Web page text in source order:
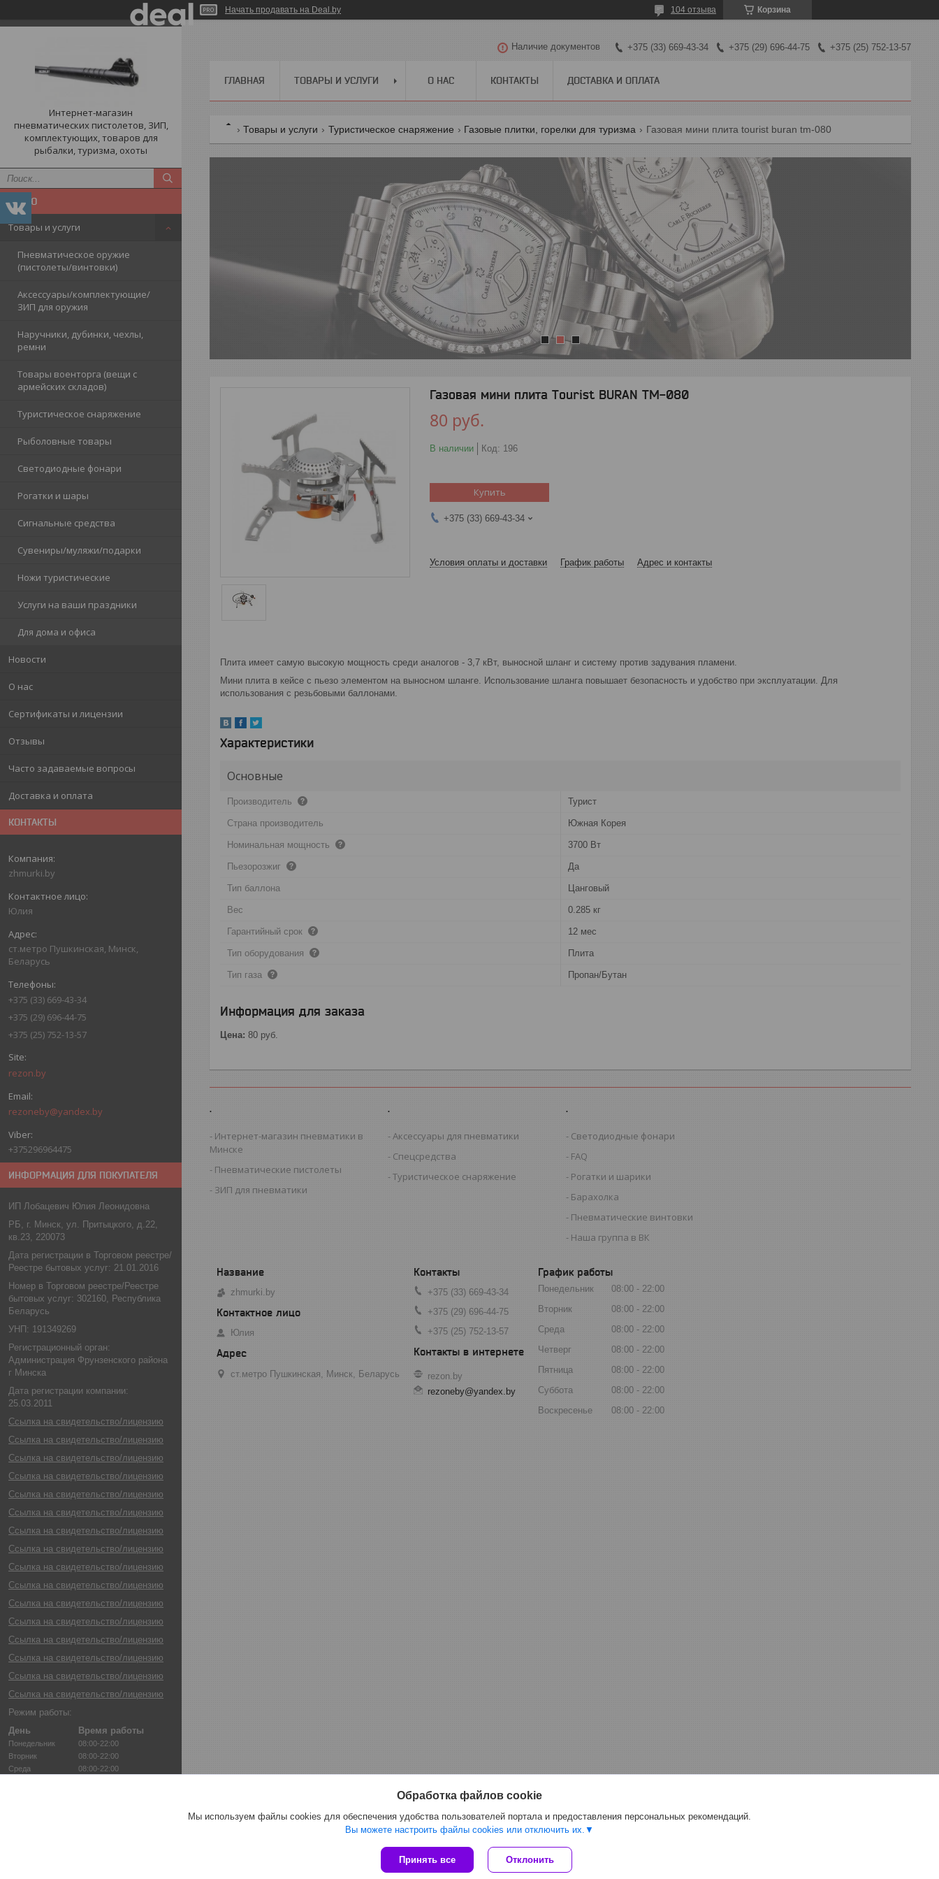
Начать продавать на Deal.by Корзина
104 отзыва
Интернет-магазин
пневматических пистолетов, ЗИП,
комплектующих, товаров для
рыбалки, туризма, охоты
Товары и услуги
Пневматическое оружие
(пистолеты/винтовки)
Аксессуары/комплектующие/
ЗИП для оружия
Наручники, дубинки, чехлы,
ремни
Товары военторга (вещи с
армейских складов)
Туристическое снаряжение
Рыболовные товары
Светодиодные фонари
Рогатки и шары
Сигнальные средства
Сувениры/муляжи/подарки
Ножи туристические
Услуги на ваши праздники
Для дома и офиса
Новости
О нас
Сертификаты и лицензии
Отзывы
Часто задаваемые вопросы
Доставка и оплата
КОНТАКТЫ
zhmurki.by
Юлия
ст.метро Пушкинская, Минск,
Беларусь
+375 (33) 669-43-34
+375 (29) 696-44-75
+375 (25) 752-13-57
rezon.by
rezoneby@yandex.by
+375296964475
ИНФОРМАЦИЯ ДЛЯ ПОКУПАТЕЛЯ
ИП Лобацевич Юлия Леонидовна
РБ, г. Минск, ул. Притыцкого, д.22,
кв.23, 220073
Дата регистрации в Торговом реестре/
Реестре бытовых услуг: 21.01.2016
Номер в Торговом реестре/Реестре
бытовых услуг: 302160, Республика
Беларусь
УНП: 191349269
Регистрационный орган:
Администрация Фрунзенского района
г Минска
Дата регистрации компании:
25.03.2011
Ссылка на свидетельство/лицензию
Ссылка на свидетельство/лицензию
Ссылка на свидетельство/лицензию
Ссылка на свидетельство/лицензию
Ссылка на свидетельство/лицензию
Ссылка на свидетельство/лицензию
Ссылка на свидетельство/лицензию
Ссылка на свидетельство/лицензию
Ссылка на свидетельство/лицензию
Ссылка на свидетельство/лицензию
Ссылка на свидетельство/лицензию
Ссылка на свидетельство/лицензию
Ссылка на свидетельство/лицензию
Ссылка на свидетельство/лицензию
Ссылка на свидетельство/лицензию
Ссылка на свидетельство/лицензию
Режим работы:
День
Время работы
Понедельник
08:00-22:00
Вторник
08:00-22:00
Среда
08:00-22:00
Наличие документов +375 (33) 669-43-34 +375 (29) 696-44-75 +375 (25) 752-13-57
ГЛАВНАЯ ТОВАРЫ И УСЛУГИ О НАС КОНТАКТЫ ДОСТАВКА И ОПЛАТА
Товары и услуги Туристическое снаряжение Газовые плитки, горелки для туризма Газовая мини плита tourist buran tm-080
Газовая мини плита Tourist BURAN TM-080
80 руб.
В наличии Код: 196
Купить
+375 (33) 669-43-34
Условия оплаты и доставки График работы Адрес и контакты
Плита имеет самую высокую мощность среди аналогов - 3,7 кВт, выносной шланг и систему против задувания пламени.
Мини плита в кейсе с пьезо элементом на выносном шланге. Использование шланга повышает безопасность и удобство при эксплуатации. Для
использования с резьбовыми баллонами.
Характеристики
Основные
Производитель Турист
Страна производитель Южная Корея
Номинальная мощность 3700 Вт
Пьезорозжиг Да
Тип баллона Цанговый
Вес 0.285 кг
Гарантийный срок 12 мес
Тип оборудования Плита
Тип газа Пропан/Бутан
Информация для заказа
Цена: 80 руб.
.
Интернет-магазин пневматики в
Минске
Пневматические пистолеты
ЗИП для пневматики
.
Аксессуары для пневматики
Спецсредства
Туристическое снаряжение
.
Светодиодные фонари
FAQ
Рогатки и шарики
Барахолка
Пневматические винтовки
Наша группа в ВК
zhmurki.by
Юлия
ст.метро Пушкинская, Минск, Беларусь
+375 (33) 669-43-34
+375 (29) 696-44-75
+375 (25) 752-13-57
rezon.by
rezoneby@yandex.by
График работы
Понедельник 08:00
22:00
Вторник
08:00
22:00
Среда
08:00
22:00
Четверг
08:00
22:00
Пятница
08:00
22:00
Суббота
08:00
22:00
Воскресенье
08:00 22:00
Сайт создан на платформе Deal.by
Политика обработки файлов cookies
Обработка файлов cookie
Мы используем файлы cookies для обеспечения удобства пользователей портала и предоставления персональных рекомендаций.
Вы можете настроить файлы cookies или отключить их.
Принять все Отклонить